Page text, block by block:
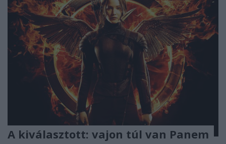
A kiválasztott: vajon túl van Panem